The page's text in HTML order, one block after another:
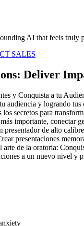
AI that feels truly
SALES
Deliver
y Conquista a tu
audiencia y logrando
secretos para
importante,
de alto
presentaciones
de la oratoria:
a un nuevo nivel